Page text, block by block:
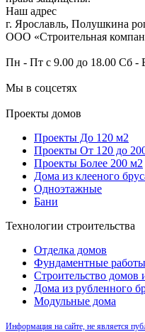
Наш адрес
г. Ярославль, Полушкина
ООО «Строительная
Пн - Пт с 9.00 до 18.00 Сб -
Мы в соцсетях
Проекты домов
Проекты До 120 м2
Проекты От 120 до
Проекты Более 200 м2
Дома из клееного
Одноэтажные
Бани
Технологии строительства
Отделка домов
Фундаментные работы
Строительство домов
Дома из рубленного
Модульные дома
Информация на сайте, не является